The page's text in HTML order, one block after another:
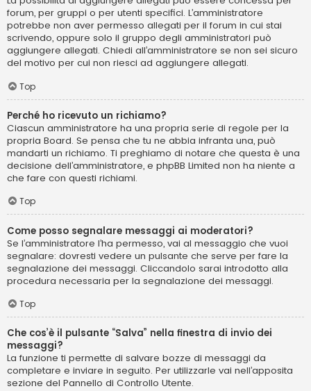
forum, per gruppi o per utenti specifici. L’amministratore
potrebbe non aver permesso allegati per il forum in cui stai
scrivendo, oppure solo il gruppo degli amministratori può
aggiungere allegati. Chiedi all’amministratore se non sei sicuro
del motivo per cui non riesci ad aggiungere allegati.
Top
Perché ho ricevuto un richiamo?
Ciascun amministratore ha una propria serie di regole per la
propria Board. Se pensa che tu ne abbia infranta una, può
mandarti un richiamo. Ti preghiamo di notare che questa è una
decisione dell’amministratore, e phpBB Limited non ha niente a
che fare con questi richiami.
Top
Come posso segnalare messaggi ai moderatori?
Se l’amministratore l’ha permesso, vai al messaggio che vuoi
segnalare: dovresti vedere un pulsante che serve per fare la
segnalazione dei messaggi. Cliccandolo sarai introdotto alla
procedura necessaria per la segnalazione dei messaggi.
Top
Che cos’è il pulsante “Salva” nella finestra di invio dei
messaggi?
La funzione ti permette di salvare bozze di messaggi da
completare e inviare in seguito. Per utilizzarle vai nell’apposita
sezione del Pannello di Controllo Utente.